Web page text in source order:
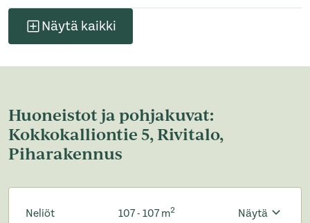
Näytä kaikki
Huoneistot ja pohjakuvat:
Kokkokalliontie 5, Rivitalo,
Piharakennus
Neliöt 107 - 107 m2 Näytä